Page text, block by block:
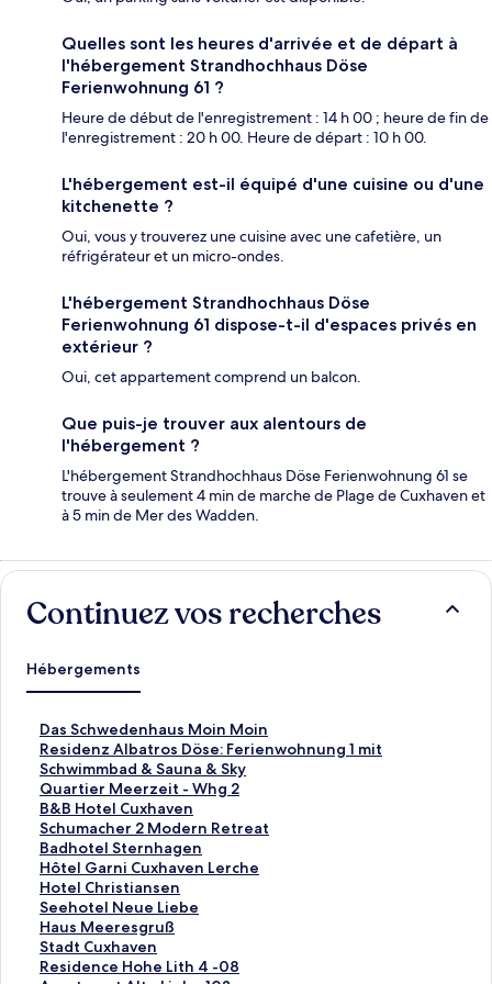
Quelles sont les heures d'arrivée et de départ à
l'hébergement Strandhochhaus Döse
Ferienwohnung 61 ?
Heure de début de l'enregistrement : 14 h 00 ; heure de fin de
l'enregistrement : 20 h 00. Heure de départ : 10 h 00.
L'hébergement est-il équipé d'une cuisine ou d'une
kitchenette ?
Oui, vous y trouverez une cuisine avec une cafetière, un
réfrigérateur et un micro-ondes.
L'hébergement Strandhochhaus Döse
Ferienwohnung 61 dispose-t-il d'espaces privés en
extérieur ?
Oui, cet appartement comprend un balcon.
Que puis-je trouver aux alentours de
l'hébergement ?
L'hébergement Strandhochhaus Döse Ferienwohnung 61 se
trouve à seulement 4 min de marche de Plage de Cuxhaven et
à 5 min de Mer des Wadden.
Continuez vos recherches
Hébergements
Das Schwedenhaus Moin Moin
L
i
e
n
o
u
v
r
a
n
t
l
a
Residenz Albatros Döse: Ferienwohnung 1 mit
Schwimmbad & Sauna & Sky
L
i
e
n
o
u
v
r
a
n
t
l
Quartier Meerzeit - Whg 2
L
i
e
n
o
u
v
r
a
n
B&B Hotel Cuxhaven
L
i
e
n
o
u
v
r
a
Schumacher 2 Modern Retreat
L
i
e
n
o
u
v
r
Badhotel Sternhagen
L
i
e
n
o
u
v
Hôtel Garni Cuxhaven Lerche
L
i
e
n
o
u
Hotel Christiansen
L
i
e
n
o
Seehotel Neue Liebe
L
i
e
n
Haus Meeresgruß
L
i
e
Stadt Cuxhaven
L
iResidence Hohe Lith 4 -08
L